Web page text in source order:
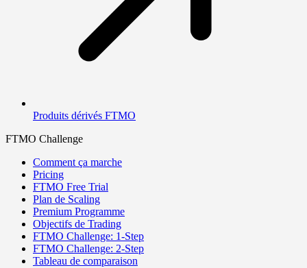
Produits dérivés FTMO
FTMO Challenge
Comment ça marche
Pricing
FTMO Free Trial
Plan de Scaling
Premium Programme
Objectifs de Trading
FTMO Challenge: 1-Step
FTMO Challenge: 2-Step
Tableau de comparaison